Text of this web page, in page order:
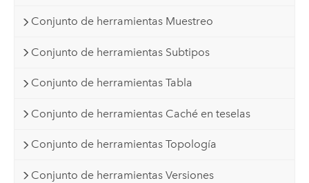
Conjunto de herramientas Muestreo
Conjunto de herramientas Subtipos
Conjunto de herramientas Tabla
Conjunto de herramientas Caché en teselas
Conjunto de herramientas Topología
Conjunto de herramientas Versiones